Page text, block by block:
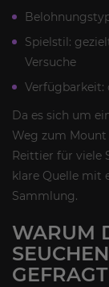
Spielstil:
Versuche
Verfügbarkeit:
Da es sich um
Weg zum
Reittier für viele
klare Quelle mit
Sammlung.
WARUM